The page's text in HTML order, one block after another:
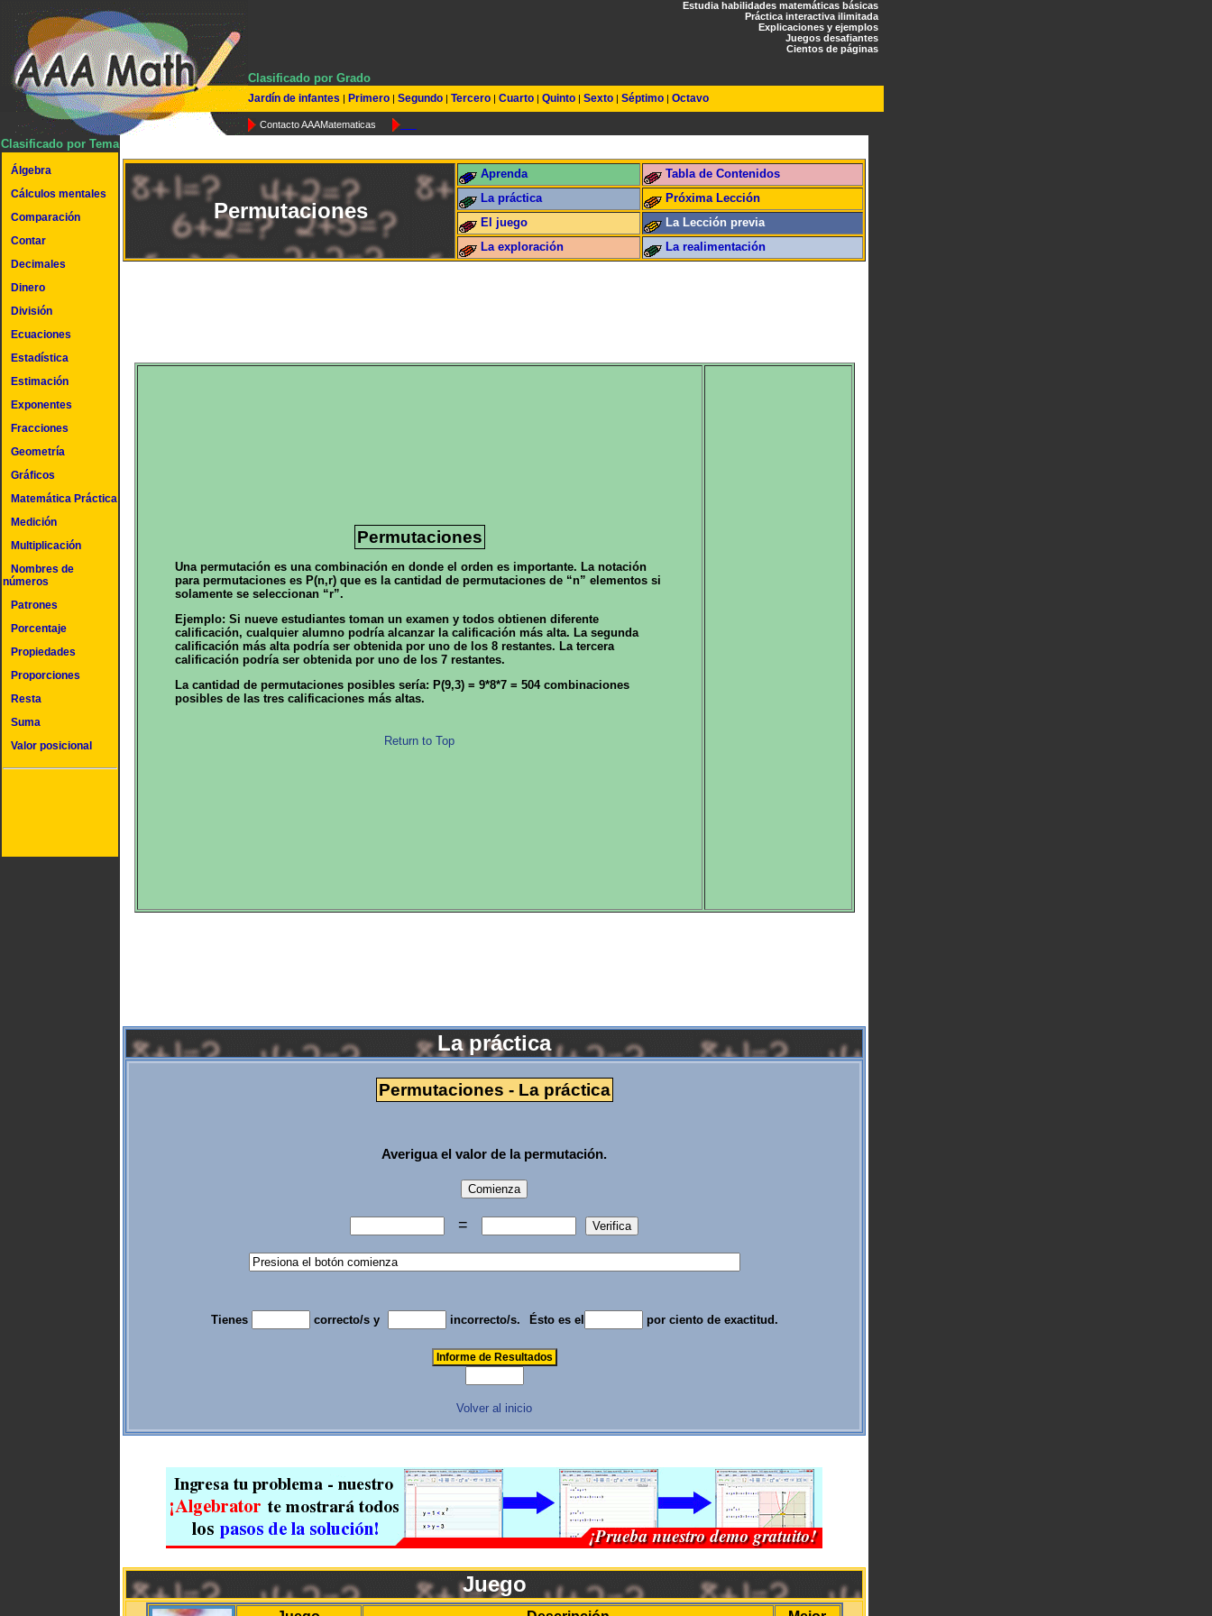
Clasificado por Grado
Estudia habilidades matemáticas básicas
Práctica interactiva ilimitada
Explicaciones y ejemplos
Juegos desafiantes
Cientos de páginas
Jardín de infantes | Primero | Segundo | Tercero | Cuarto | Quinto | Sexto | Séptimo | Octavo
Contacto AAAMatematicas
Clasificado por Tema
Álgebra
Cálculos mentales
Comparación
Contar
Decimales
Dinero
División
Ecuaciones
Estadística
Estimación
Exponentes
Fracciones
Geometría
Gráficos
Matemática Práctica
Medición
Multiplicación
Nombres de
números
Patrones
Porcentaje
Propiedades
Proporciones
Resta
Suma
Valor posicional
Permutaciones
Aprenda
Tabla de Contenidos
La práctica
Próxima Lección
El juego
La Lección previa
La exploración
La realimentación
Permutaciones
Una permutación es una combinación en donde el orden es importante. La notación
para permutaciones es P(n,r) que es la cantidad de permutaciones de “n” elementos si
solamente se seleccionan “r”.
Ejemplo: Si nueve estudiantes toman un examen y todos obtienen diferente
calificación, cualquier alumno podría alcanzar la calificación más alta. La segunda
calificación más alta podría ser obtenida por uno de los 8 restantes. La tercera
calificación podría ser obtenida por uno de los 7 restantes.
La cantidad de permutaciones posibles sería: P(9,3) = 9*8*7 = 504 combinaciones
posibles de las tres calificaciones más altas.
Return to Top
La práctica
Permutaciones - La práctica
Averigua el valor de la permutación.
=
Tienes correcto/s y incorrecto/s. Ésto es el por ciento de exactitud.
Volver al inicio
Juego